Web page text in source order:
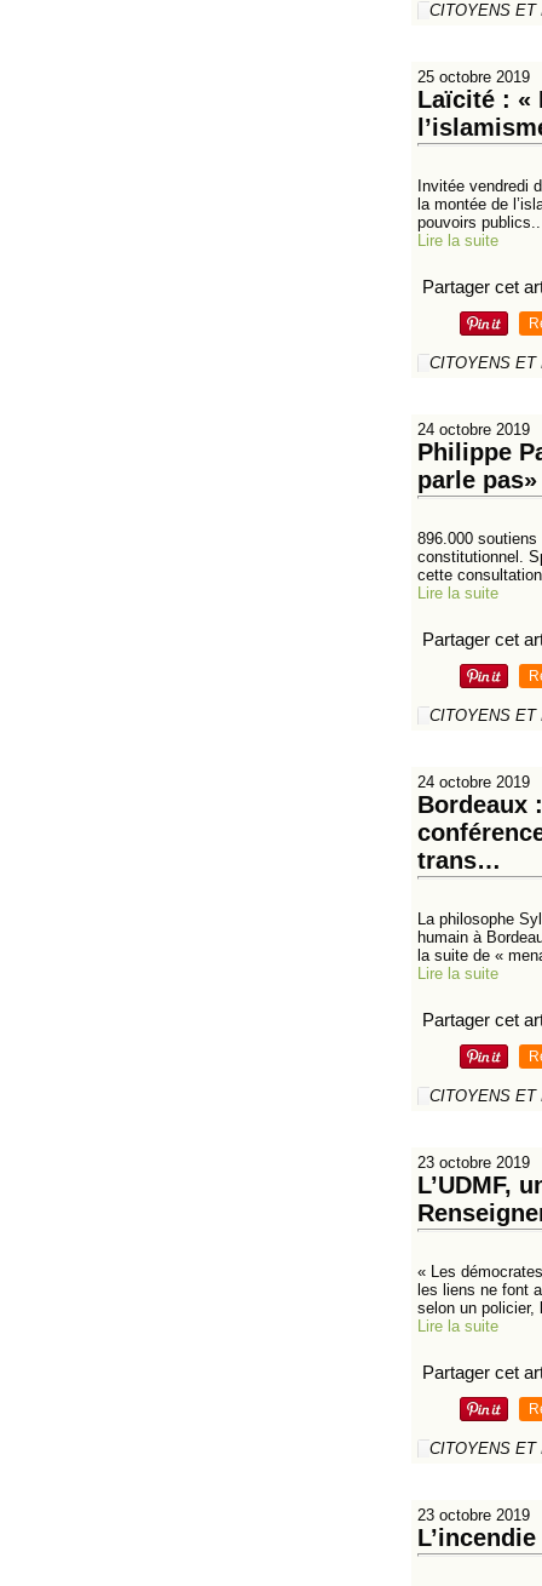
CITOYENS ET
25 octobre 2019
Laïcité : «
Invitée vendredi
la montée de
pouvoirs
Lire la suite
Partager cet
CITOYENS ET
24 octobre 2019
Philippe
parle pas»
896.000 soutiens
constitutionnel.
cette
Lire la suite
Partager cet
CITOYENS ET
24 octobre 2019
Bordeaux
trans…
La philosophe
humain à
la suite de «
Lire la suite
Partager cet
CITOYENS ET
23 octobre 2019
L’UDMF,
« Les
les liens ne font
selon un policier,
Lire la suite
Partager cet
CITOYENS ET
23 octobre 2019